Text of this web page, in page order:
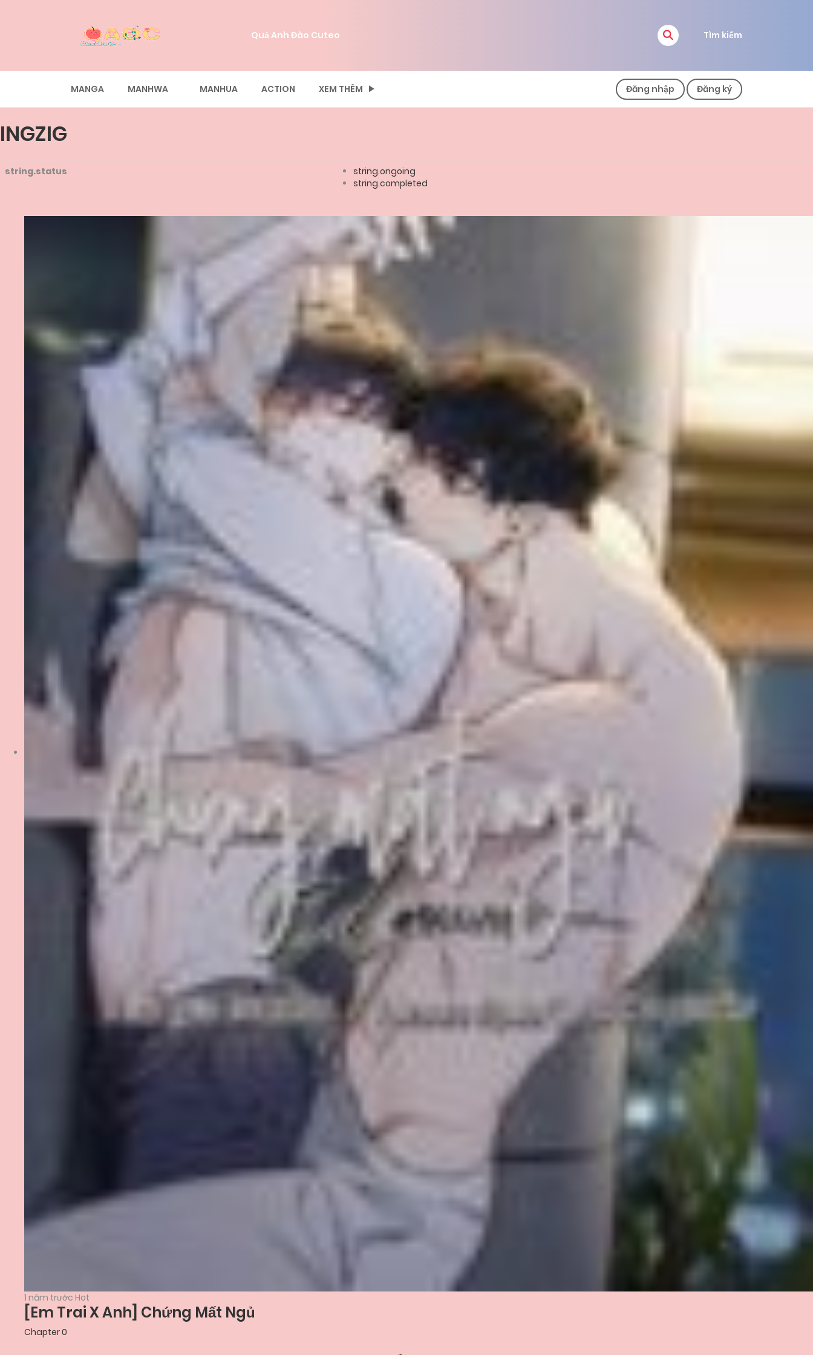
Quả Anh Đào Cuteo Tìm kiếm
MANGA MANHWA MANHUA ACTION XEM THÊM Đăng nhập Đăng ký
INGZIG
string.status
string.ongoing
string.completed
1 năm trước Hot
[Em Trai X Anh] Chứng Mất Ngủ
Chapter 0